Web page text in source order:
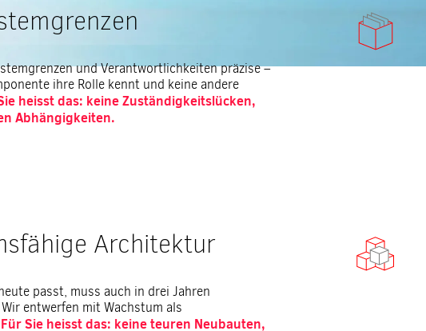
und Verantwortlichkeiten präzise –
ihre Rolle kennt und keine andere
heisst das: keine Zuständigkeitslücken,
Abhängigkeiten.
Architektur
passt, muss auch in drei Jahren
entwerfen mit Wachstum als
Für Sie heisst das: keine teuren Neubauten,